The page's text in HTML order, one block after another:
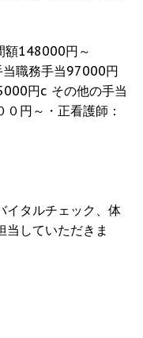
額148000円～
職務手当97000円
円c その他の手当
円～・正看護師：
イタルチェック、体
当していただきま